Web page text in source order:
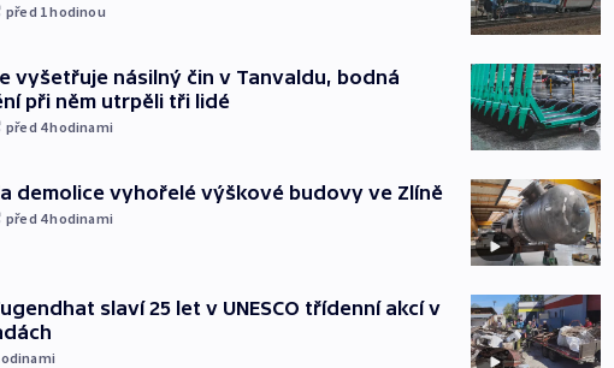
před 1hodinou
vyšetřuje násilný čin v Tanvaldu, bodná
při něm utrpěli tři lidé
před 4hodinami
demolice vyhořelé výškové budovy ve Zlíně
před 4hodinami
slaví 25 let v UNESCO třídenní akcí v